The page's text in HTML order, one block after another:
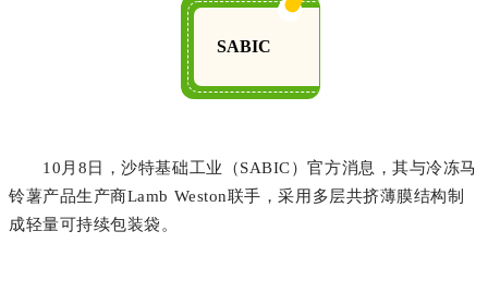
SABIC
10月8日，沙特基础工业（SABIC）官方消息，其与冷冻马
铃薯产品生产商Lamb Weston联手，采用多层共挤薄膜结构制
成轻量可持续包装袋。